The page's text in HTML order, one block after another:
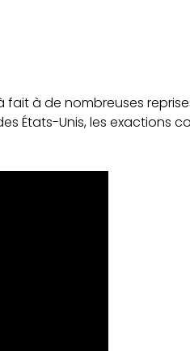
fait à de nombreuses
États-Unis, les exactions